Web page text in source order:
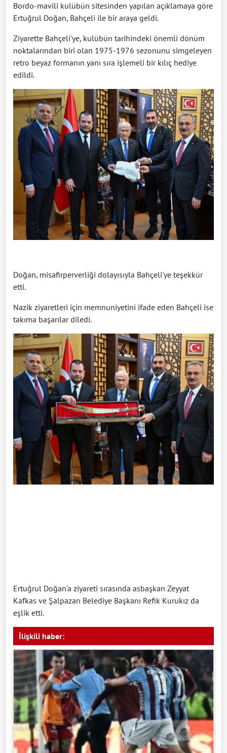
Bordo-mavili kulübün sitesinden yapılan açıklamaya göre
Ertuğrul Doğan, Bahçeli ile bir araya geldi.
Ziyarette Bahçeli'ye, kulübün tarihindeki önemli dönüm
noktalarından biri olan 1975-1976 sezonunu simgeleyen
retro beyaz formanın yanı sıra işlemeli bir kılıç hediye
edildi.
Doğan, misafirperverliği dolayısıyla Bahçeli'ye teşekkür
etti.
Nazik ziyaretleri için memnuniyetini ifade eden Bahçeli ise
takıma başarılar diledi.
Ertuğrul Doğan'a ziyareti sırasında asbaşkan Zeyyat
Kafkas ve Şalpazarı Belediye Başkanı Refik Kurukız da
eşlik etti.
İlişkili haber: